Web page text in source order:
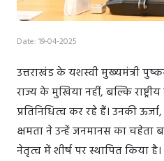
Date: 19-04-2025
उत्तराखंड के यशस्वी मुख्यमंत्री
राज्य के मुखिया नहीं, बल्कि
प्रतिनिधित्व कर रहे हैं। उनकी
क्षमता ने उन्हें जनमानस का चहेता
नेतृत्व में शीर्ष पर स्थापित किया है।